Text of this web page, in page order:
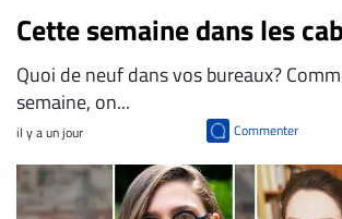
Cette semaine dans les
Quoi de neuf dans vos bureaux?
semaine, on...
il y a un jour Commenter